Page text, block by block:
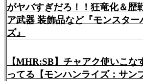
がヤバすぎだろ！！狂竜化＆歴
ア武器 装飾品など『モンスター
ズ』
【MHR:SB】チャアク使いこな
ってる【モンハンライズ：サン